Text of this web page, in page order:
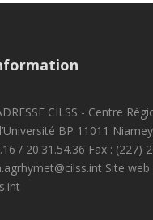
CILSS - Centre
BP 11011
/ 20.31.54.36 Fax : (227)
Site web